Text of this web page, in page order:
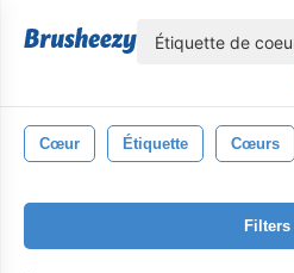
Cœur Étiquette Cœurs
Filters